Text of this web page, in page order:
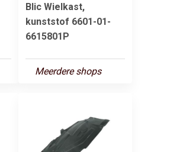
Blic Wielkast,
kunststof 6601-01-
6615801P
Meerdere shops